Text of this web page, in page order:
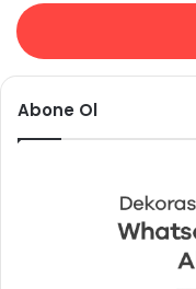
Abone Ol